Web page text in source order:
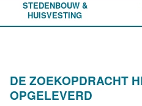
STEDENBOUW &
HUISVESTING
DE ZOEKOPDRACHT
OPGELEVERD